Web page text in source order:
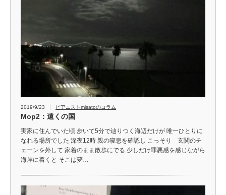
2019/9/23 ピアニストmisatoのコラム
Mop2：遠くの国
実家に住んでいた頃 歩いて5分で辿りつく海辺だけが 唯一ひとりに
なれる場所でした 深夜12時 親の寝息を確認し こっそり 玄関のチ
ェーンを外して 家着のまま散歩にでる 少しだけ罪悪感を感じながら
海岸に着くと そこは夢…